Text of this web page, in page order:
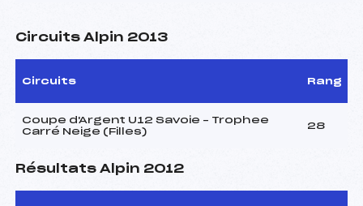
Circuits Alpin 2013
Circuits Rang
Coupe d'Argent U12 Savoie – Trophee
Carré Neige (Filles)
28
Résultats Alpin 2012